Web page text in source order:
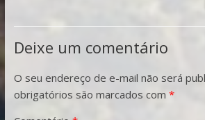
Deixe um comentário
O seu endereço de e-mail não será
obrigatórios são marcados com *